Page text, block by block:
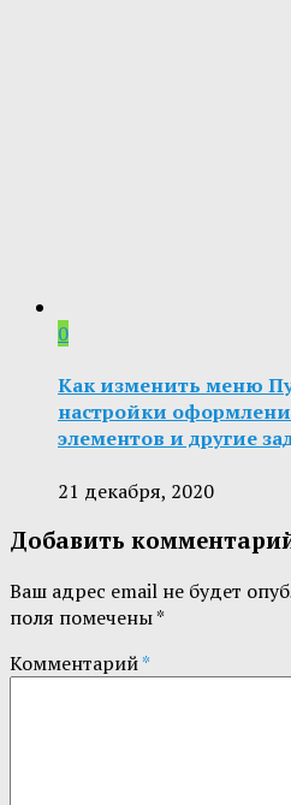
0
Как изменить меню
настройки
элементов и другие
21 декабря, 2020
Добавить
Ваш адрес email не будет
поля помечены*
Комментарий*